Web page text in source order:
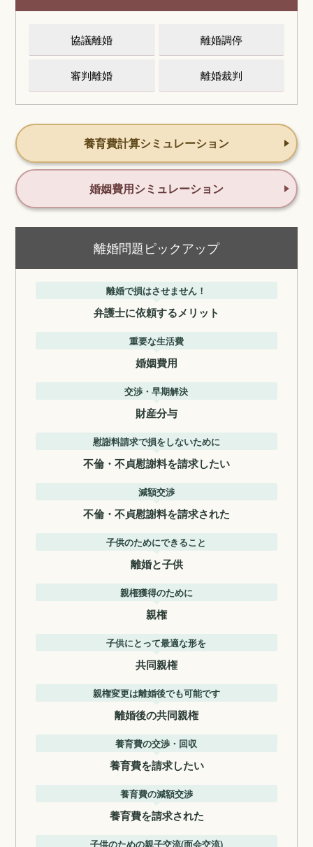
協議離婚 離婚調停
審判離婚 離婚裁判
養育費計算シミュレーション
婚姻費用シミュレーション
離婚問題ピックアップ
離婚で損はさせません！
弁護士に依頼するメリット
重要な生活費
婚姻費用
交渉・早期解決
財産分与
慰謝料請求で損をしないために
不倫・不貞慰謝料を請求したい
減額交渉
不倫・不貞慰謝料を請求された
子供のためにできること
離婚と子供
親権獲得のために
親権
子供にとって最適な形を
共同親権
親権変更は離婚後でも可能です
離婚後の共同親権
養育費の交渉・回収
養育費を請求したい
養育費の減額交渉
養育費を請求された
子供のための親子交流(面会交流)